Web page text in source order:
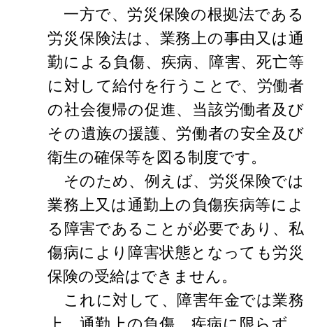
一方で、労災保険の根拠法である
労災保険法は、業務上の事由又は通
勤による負傷、疾病、障害、死亡等
に対して給付を行うことで、労働者
の社会復帰の促進、当該労働者及び
その遺族の援護、労働者の安全及び
衛生の確保等を図る制度です。
そのため、例えば、労災保険では
業務上又は通勤上の負傷疾病等によ
る障害であることが必要であり、私
傷病により障害状態となっても労災
保険の受給はできません。
これに対して、障害年金では業務